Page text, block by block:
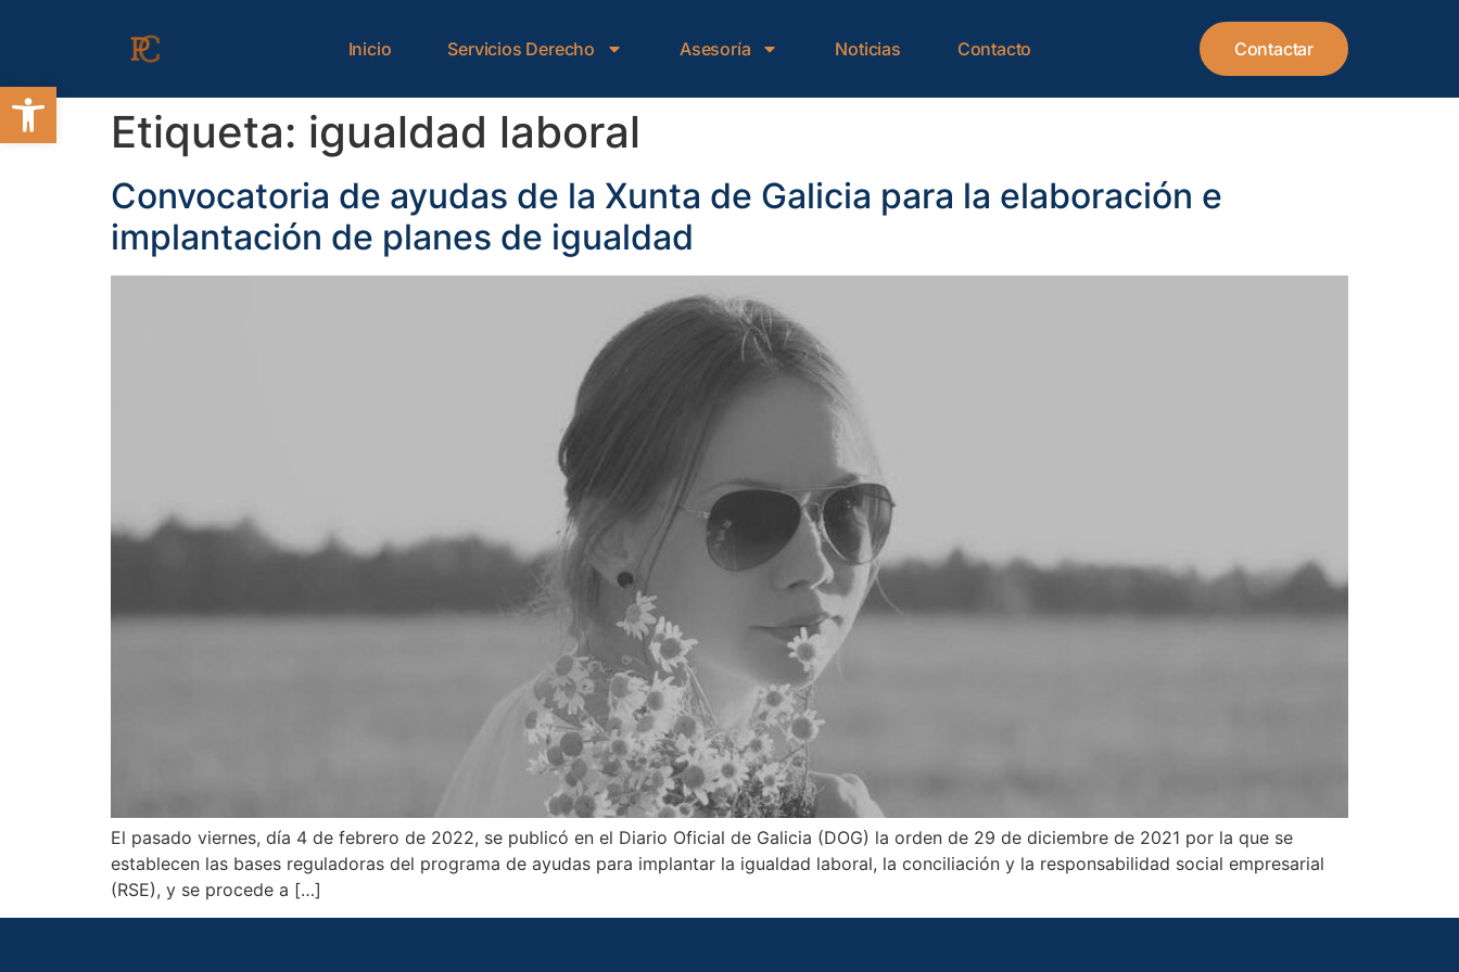
Abrir barra de herramientas
Inicio
Servicios Derecho Asesoría Noticias Contacto Contactar
Etiqueta: igualdad laboral
Convocatoria de ayudas de la Xunta de Galicia para la elaboración e
implantación de planes de igualdad
El pasado viernes, día 4 de febrero de 2022, se publicó en el Diario Oficial de Galicia (DOG) la orden de 29 de diciembre de 2021 por la que se
establecen las bases reguladoras del programa de ayudas para implantar la igualdad laboral, la conciliación y la responsabilidad social empresarial
(RSE), y se procede a […]